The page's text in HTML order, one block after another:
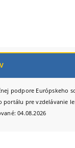
podpore Európskeho
portálu pre vzdelávanie
04.08.2026